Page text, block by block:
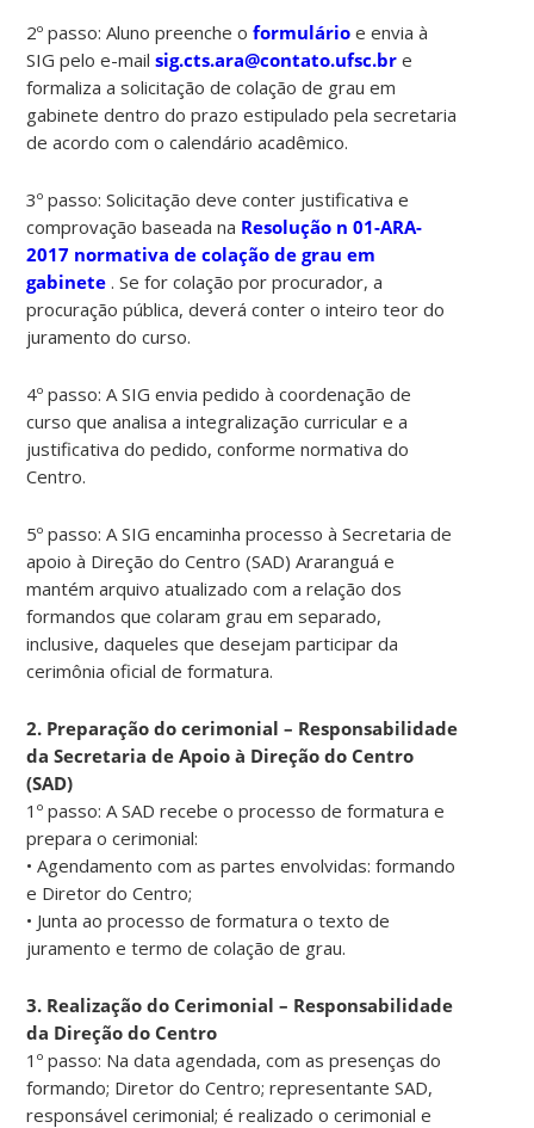
2º passo: Aluno preenche oformulário e envia à
SIG pelo e-mailsig.cts.ara@contato.ufsc.br e
formaliza a solicitação de colação de grau em
gabinete dentro do prazo estipulado pela secretaria
de acordo com o calendário acadêmico.
3º passo: Solicitação deve conter justificativa e
comprovação baseada na Resolução n 01-ARA-
2017 normativa de colação de grau em
gabinete . Se for colação por procurador, a
procuração pública, deverá conter o inteiro teor do
juramento do curso.
4º passo: A SIG envia pedido à coordenação de
curso que analisa a integralização curricular e a
justificativa do pedido, conforme normativa do
Centro.
5º passo: A SIG encaminha processo à Secretaria de
apoio à Direção do Centro (SAD) Araranguá e
mantém arquivo atualizado com a relação dos
formandos que colaram grau em separado,
inclusive, daqueles que desejam participar da
cerimônia oficial de formatura.
2. Preparação do cerimonial – Responsabilidade
da Secretaria de Apoio à Direção do Centro
(SAD)
1º passo: A SAD recebe o processo de formatura e
prepara o cerimonial:
• Agendamento com as partes envolvidas: formando
e Diretor do Centro;
• Junta ao processo de formatura o texto de
juramento e termo de colação de grau.
3. Realização do Cerimonial – Responsabilidade
da Direção do Centro
1º passo: Na data agendada, com as presenças do
formando; Diretor do Centro; representante SAD,
responsável cerimonial; é realizado o cerimonial e